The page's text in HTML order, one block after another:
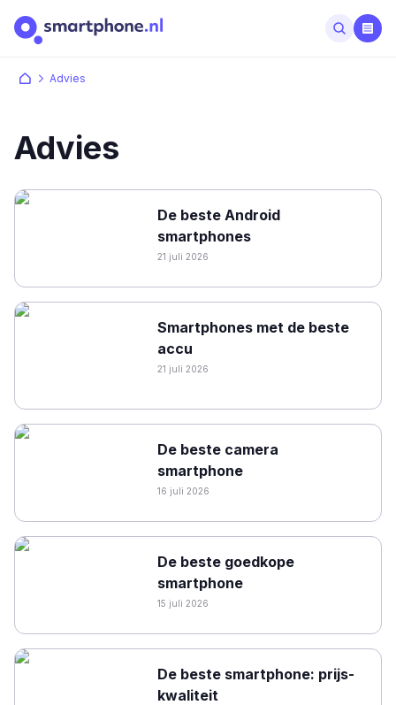
Advies
Advies
De beste Android
smartphones
21 juli 2026
Smartphones met de beste
accu
21 juli 2026
De beste camera
smartphone
16 juli 2026
De beste goedkope
smartphone
15 juli 2026
De beste smartphone: prijs-
kwaliteit